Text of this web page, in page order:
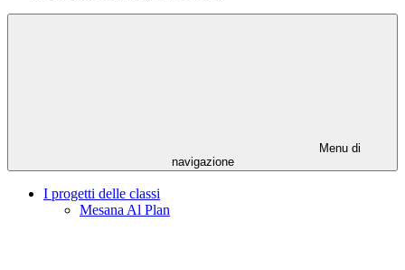
Menu di
navigazione
I progetti delle classi
Mesana Al Plan